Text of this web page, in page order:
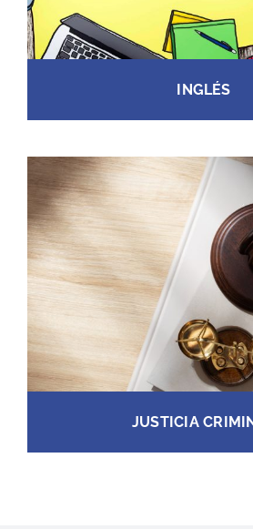
INGLÉS
JUSTICIA